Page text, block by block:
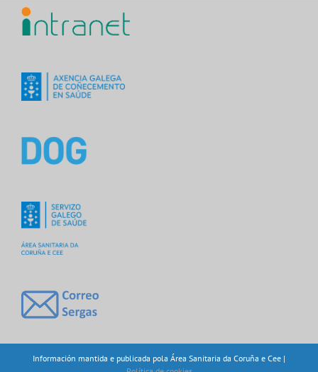
Información mantida e publicada pola Área Sanitaria da Coruña e Cee |